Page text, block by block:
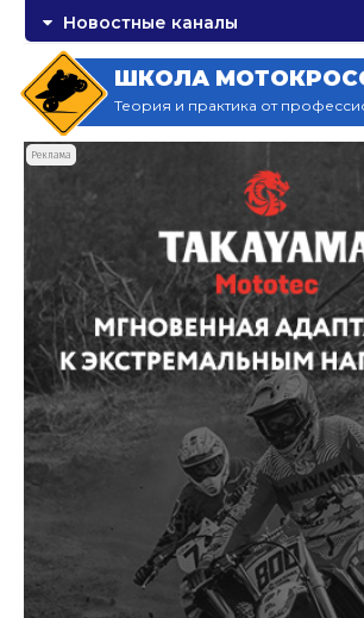
Новостные каналы
ШКОЛА
Теория и практика от
Реклама